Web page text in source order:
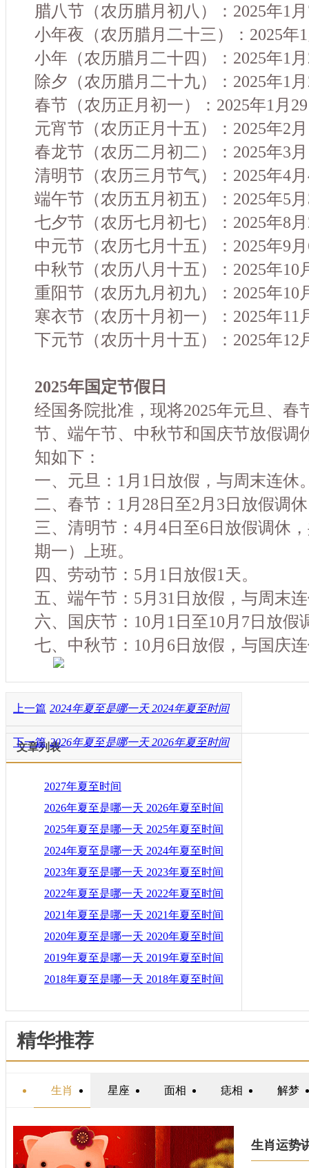
腊八节（农历腊月初八）：2025年1
小年夜（农历腊月二十三）：2025年
小年（农历腊月二十四）：2025年1
除夕（农历腊月二十九）：2025年1
春节（农历正月初一）：2025年1月
元宵节（农历正月十五）：2025年2
春龙节（农历二月初二）：2025年3
清明节（农历三月节气）：2025年4
端午节（农历五月初五）：2025年5
七夕节（农历七月初七）：2025年8
中元节（农历七月十五）：2025年9
中秋节（农历八月十五）：2025年10
重阳节（农历九月初九）：2025年10
寒衣节（农历十月初一）：2025年11
下元节（农历十月十五）：2025年12
2025年国定节假日
经国务院批准，现将2025年元旦、春
节、端午节、中秋节和国庆节放假调
知如下：
一、元旦：1月1日放假，与周末连休
二、春节：1月28日至2月3日放假调
三、清明节：4月4日至6日放假调休
期一）上班。
四、劳动节：5月1日放假1天。
五、端午节：5月31日放假，与周末
六、国庆节：10月1日至10月7日放假
七、中秋节：10月6日放假，与国庆
上一篇 2024年夏至是哪一天 2024年夏至时间
下一篇 2026年夏至是哪一天 2026年夏至时间
文章列表
2027年夏至时间
2026年夏至是哪一天 2026年夏至时间
2025年夏至是哪一天 2025年夏至时间
2024年夏至是哪一天 2024年夏至时间
2023年夏至是哪一天 2023年夏至时间
2022年夏至是哪一天 2022年夏至时间
2021年夏至是哪一天 2021年夏至时间
2020年夏至是哪一天 2020年夏至时间
2019年夏至是哪一天 2019年夏至时间
2018年夏至是哪一天 2018年夏至时间
精华推荐
生肖 星座 面相 痣相 解梦
生肖运势